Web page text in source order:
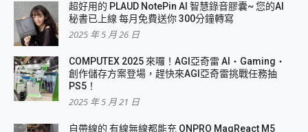
超好用的 PLAUD NotePin AI 智慧錄音膠囊~ 您的AI
秘書已上線 每月免費送你 300分鐘轉寫
2025 年 5 月 26 日
COMPUTEX 2025 來囉！AGI亞奇雷 AI・Gaming・
創作儲存方案登場，趕快來AGI亞奇雷挑戰任務抽
PS5！
2025 年 5 月 21 日
自帶線的 有線無線都能充 ONPRO MagReact M5